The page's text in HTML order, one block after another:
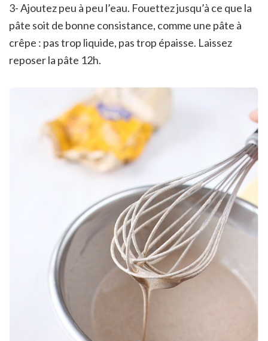
3- Ajoutez peu à peu l’eau. Fouettez jusqu’à ce que la
pâte soit de bonne consistance, comme une pâte à
crêpe : pas trop liquide, pas trop épaisse. Laissez
reposer la pâte 12h.